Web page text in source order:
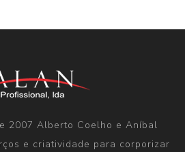
2007 Alberto Coelho e Aníbal
e criatividade para corporizar